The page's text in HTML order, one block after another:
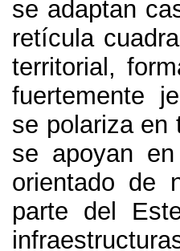
se adaptan
retícula
territorial ,
fuertemente
se polariza en
se apoyan
orientado de
parte del